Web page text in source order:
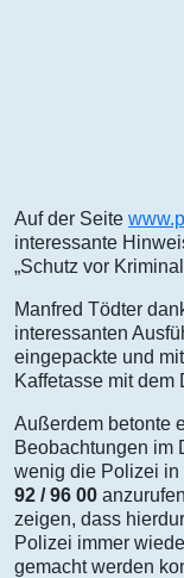
Auf der Seite
interessante
„Schutz vor
Manfred Tödter
interessanten
eingepackte und
Kaffetasse mit dem
Außerdem betonte
Beobachtungen im
wenig die Polizei in
92 / 96 00
zeigen, dass
Polizei immer
gemacht werden